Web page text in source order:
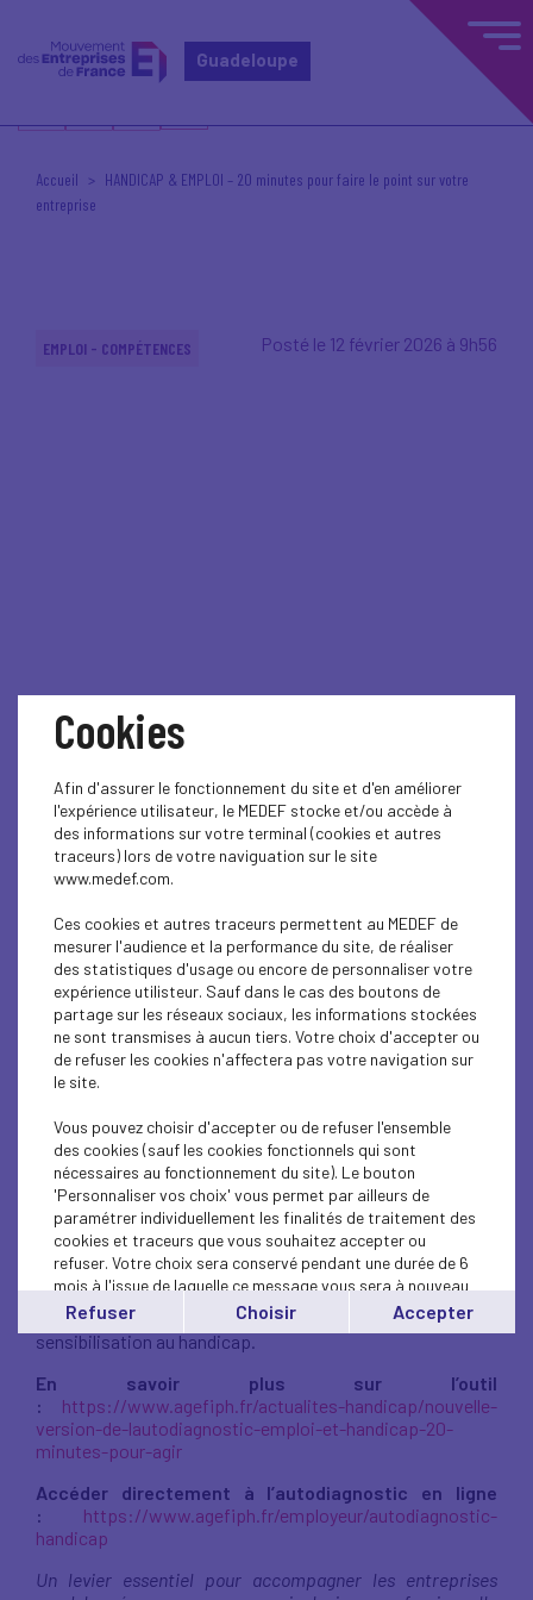
Guadeloupe
Accueil
HANDICAP & EMPLOI – 20 minutes pour faire le point sur votre
entreprise
EMPLOI - COMPÉTENCES Posté le 12 février 2026 à 9h56
HANDICAP & EMPLOI – 20
minutes pour faire le
point sur votre
entreprise
Engagée pour une économie plus inclusive,l’UDE-MEDEF
Guadeloupe invite les entreprises du territoire à
découvrir la nouvelle version de l’Autodiagnostic
Emploi & Handicap
Gratuit, anonyme et rapide,cet outil permet d’évaluer
votre niveau de maturité, d’identifier des axes
d’amélioration et de structurer une démarche handicap
durable au sein de votre organisation.
Défi du mois : réaliser votre autodiagnostic avant le 22
février… en moins de 20 minutes.
Une démarche concrète pour renforcer vos pratiques en
matière de recrutement, de maintien dans l’emploi et de
sensibilisation au handicap.
En savoir plus sur l’outil
: https://www.agefiph.fr/actualites-handicap/nouvelle-
version-de-lautodiagnostic-emploi-et-handicap-20-
minutes-pour-agir
Accéder directement à l’autodiagnostic en ligne
: https://www.agefiph.fr/employeur/autodiagnostic-
handicap
Un levier essentiel pour accompagner les entreprises
Cookies
Afin d'assurer le fonctionnement du site et d'en améliorer
l'expérience utilisateur, le MEDEF stocke et/ou accède à
des informations sur votre terminal (cookies et autres
traceurs) lors de votre naviguation sur le site
www.medef.com.
Ces cookies et autres traceurs permettent au MEDEF de
mesurer l'audience et la performance du site, de réaliser
des statistiques d'usage ou encore de personnaliser votre
expérience utilisteur. Sauf dans le cas des boutons de
partage sur les réseaux sociaux, les informations stockées
ne sont transmises à aucun tiers. Votre choix d'accepter ou
de refuser les cookies n'affectera pas votre navigation sur
le site.
Vous pouvez choisir d'accepter ou de refuser l'ensemble
des cookies (sauf les cookies fonctionnels qui sont
nécessaires au fonctionnement du site). Le bouton
'Personnaliser vos choix' vous permet par ailleurs de
paramétrer individuellement les finalités de traitement des
cookies et traceurs que vous souhaitez accepter ou
refuser. Votre choix sera conservé pendant une durée de 6
mois à l'issue de laquelle ce message vous sera à nouveau
affiché..
Vous pouvez modifier votre choix à tout moment en
cliquant sur le lien 'cookies'en bas de page.
Refuser Choisir Accepter